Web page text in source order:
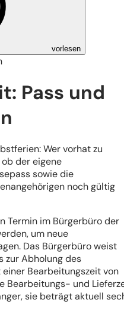
vorlesen
Pass und
Wer vorhat zu
der eigene
sowie die
noch gültig
Termin im Bürgerbüro der
um neue
Das Bürgerbüro weist
zur Abholung des
Bearbeitungszeit von
Bearbeitungs- und
sie beträgt aktuell